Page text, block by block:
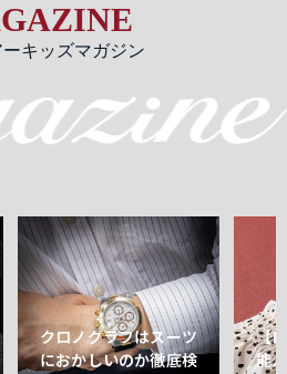
キッズマガジン
クロノグラフはスーツ
におかしいのか徹底検
【
能